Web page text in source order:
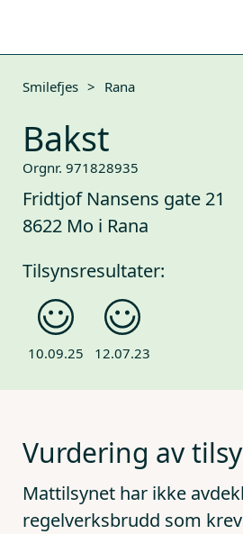
Smilefjes > Rana
Bakst
Orgnr. 971828935
Fridtjof Nansens gate 21
8622 Mo i Rana
Tilsynsresultater:
10.09.25 12.07.23
Vurdering av
Mattilsynet har ikke
regelverksbrudd som